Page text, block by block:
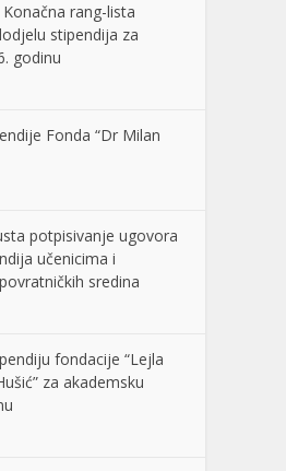
rang-lista
stipendija za
godinu
Fonda “Dr Milan
potpisivanje ugovora
učenicima i
sredina
fondacije “Lejla
za akademsku